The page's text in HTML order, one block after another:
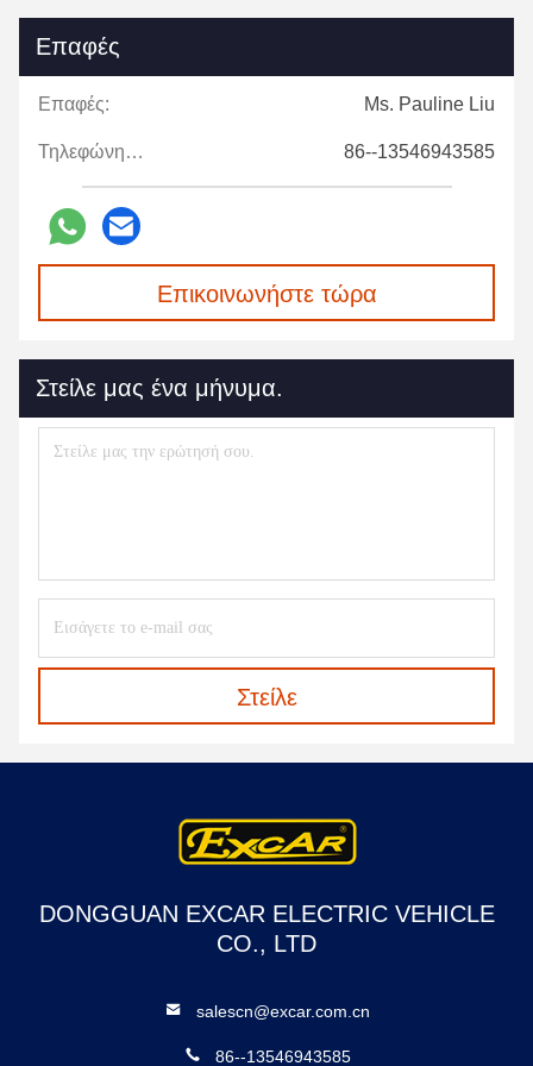
Επαφές
Επαφές: Ms. Pauline Liu
Τηλεφώνημα: 86--13546943585
Επικοινωνήστε τώρα
Στείλε μας ένα μήνυμα.
Στείλε
DONGGUAN EXCAR ELECTRIC VEHICLE
CO., LTD
salescn@excar.com.cn
86--13546943585